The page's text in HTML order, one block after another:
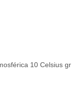
10 Celsius gr